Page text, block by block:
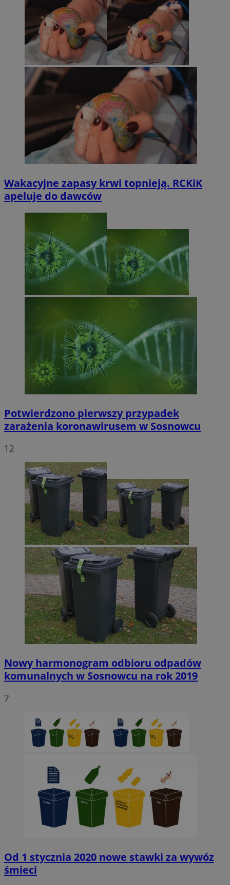
Wakacyjne zapasy krwi topnieją. RCKiK
apeluje do dawców
Potwierdzono pierwszy przypadek
zarażenia koronawirusem w Sosnowcu
12
Nowy harmonogram odbioru odpadów
komunalnych w Sosnowcu na rok 2019
7
Od 1 stycznia 2020 nowe stawki za wywóz
śmieci